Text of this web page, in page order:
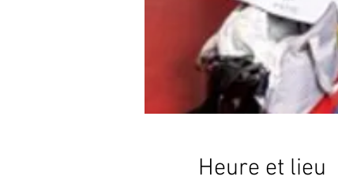
Heure et lieu